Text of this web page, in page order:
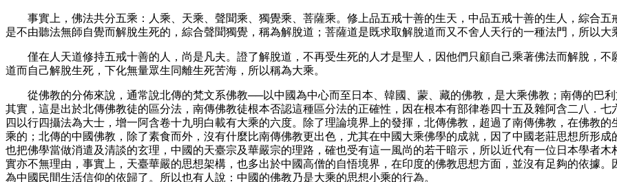
事實上，佛法共分五乘：人乘、天乘、聲聞乘、獨覺乘、菩薩乘。修上品五戒十善的生天，中品五戒十善的生人，綜合
是不由聽法無師自覺而解脫生死的，綜合聲聞獨覺，稱為解脫道；菩薩道是既求取解脫道而又不舍人天行的一種法門，所以大
僅在人天道修持五戒十善的人，尚是凡夫。證了解脫道，不再受生死的人才是聖人，因他們只顧自己乘著佛法而解脫，
道而自己解脫生死，下化無量眾生同離生死苦海，所以稱為大乘。
從佛教的分佈來說，通常說北傳的梵文系佛教──以中國為中心而至日本、韓國、蒙、藏的佛教，是大乘佛教；南傳的巴
其實，這是出於北傳佛教徒的區分法，南傳佛教徒根本否認這種區分法的正確性，因在根本有部律卷四十五及雜阿含二八．
四以行四攝法為大士，增一阿含卷十九明白載有大乘的六度。除了理論境界上的發揮，北傳佛教，超過了南傳佛教，在佛教
乘的；北傳的中國佛教，除了素食而外，沒有什麼比南傳佛教更出色，尤其在中國大乘佛學的成就，因了中國老莊思想所形
也把佛學當做消遣及清談的玄理，中國的天臺宗及華嚴宗的理路，確也受有這一風尚的若干暗示，所以近代有一位日本學者
實亦不無理由，事實上，天臺華嚴的思想架構，也多出於中國高僧的自悟境界，在印度的佛教思想方面，並沒有足夠的依據
為中國民間生活信仰的依歸了。所以也有人說：中國的佛教乃是大乘的思想小乘的行為。